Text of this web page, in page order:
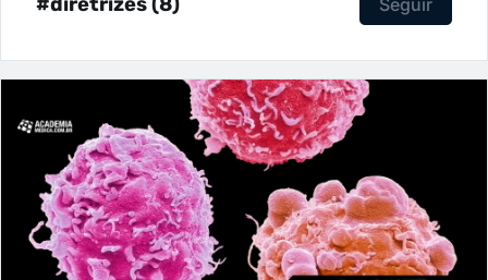
Seguir